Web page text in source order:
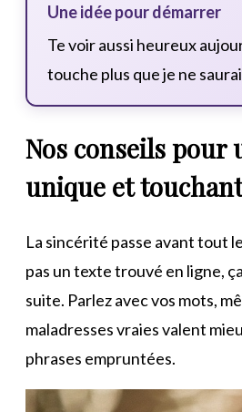
Une idée pour démarrer
Te voir aussi heureux
touche plus que je ne
Nos conseils pour
unique et touchant
La sincérité passe avant tout
pas un texte trouvé en ligne,
suite. Parlez avec vos mots,
maladresses vraies valent
phrases empruntées.